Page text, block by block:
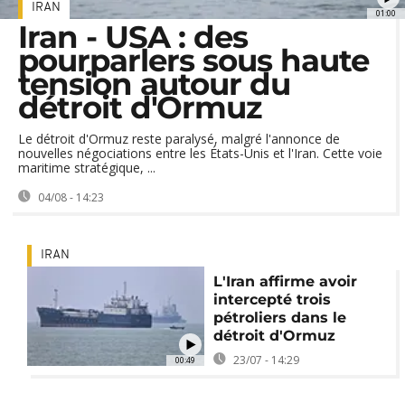
01:00
IRAN
Iran - USA : des
pourparlers sous haute
tension autour du
détroit d'Ormuz
Le détroit d'Ormuz reste paralysé, malgré l'annonce de
nouvelles négociations entre les États-Unis et l'Iran. Cette voie
maritime stratégique, ...
04/08 - 14:23
00:49
IRAN
L'Iran affirme avoir
intercepté trois
pétroliers dans le
détroit d'Ormuz
23/07 - 14:29